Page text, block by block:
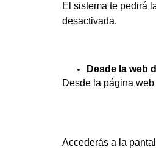
El sistema te pedirá
desactivada.
Desde la web
Desde la página web
Accederás a la